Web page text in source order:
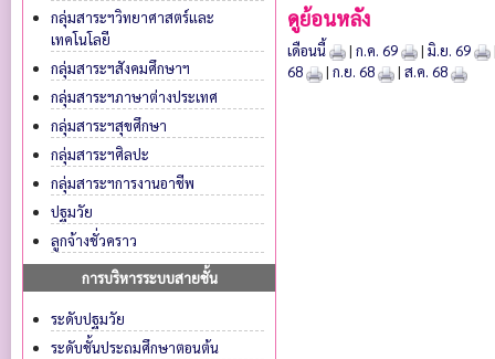
กลุ่มสาระฯวิทยาศาสตร์และ
เทคโนโลยี
กลุ่มสาระฯสังคมศึกษาฯ
กลุ่มสาระฯภาษาต่างประเทศ
กลุ่มสาระฯสุขศึกษา
กลุ่มสาระฯศิลปะ
กลุ่มสาระฯการงานอาชีพ
ปฐมวัย
ลูกจ้างชั่วคราว
การบริหารระบบสายชั้น
ระดับปฐมวัย
ระดับชั้นประถมศึกษาตอนต้น
ดูย้อนหลัง
เดือนนี้ | ก.ค. 69 | มิ.ย. 69
68
| ก.ย. 68 | ส.ค. 68